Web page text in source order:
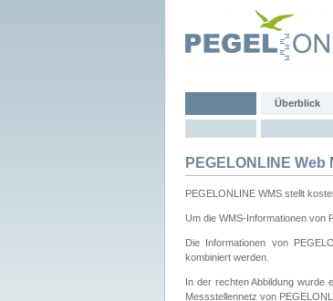
Überblick
PEGELONLINE Web
PEGELONLINE WMS stellt
Um die WMS-Informationen von
Die Informationen von
kombiniert werden.
In der rechten Abbildung wurde
Messstellennetz von